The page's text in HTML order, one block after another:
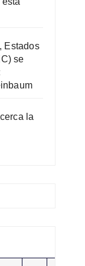
Estados
se
la